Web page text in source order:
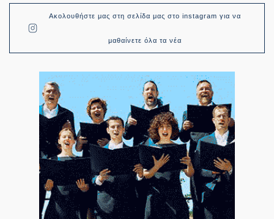
Ακολουθήστε μας στη σελίδα μας στο instagram για να
μαθαίνετε όλα τα νέα